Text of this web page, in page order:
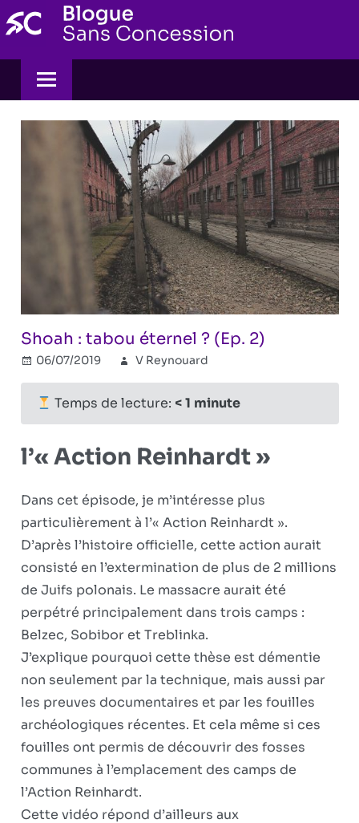
Skip
to
content
Shoah : tabou éternel ? (Ep. 2)
06/07/2019 V Reynouard
fermés
éternel
Temps de lecture: < 1 minute
l’« Action Reinhardt »
Dans cet épisode, je m’intéresse plus
particulièrement à l’« Action Reinhardt ».
D’après l’histoire officielle, cette action aurait
consisté en l’extermination de plus de 2 millions
de Juifs polonais. Le massacre aurait été
perpétré principalement dans trois camps :
Belzec, Sobibor et Treblinka.
J’explique pourquoi cette thèse est démentie
non seulement par la technique, mais aussi par
les preuves documentaires et par les fouilles
archéologiques récentes. Et cela même si ces
fouilles ont permis de découvrir des fosses
communes à l’emplacement des camps de
l’Action Reinhardt.
Cette vidéo répond d’ailleurs aux